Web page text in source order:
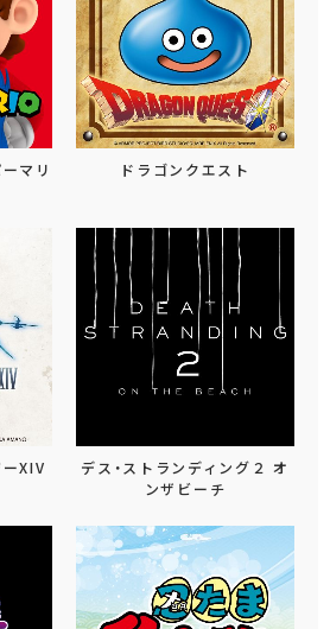
マリ
ドラゴンクエスト
XIV
デス・ストランディング２ オ
ンザビーチ